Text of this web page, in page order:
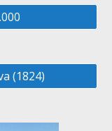
(1824)